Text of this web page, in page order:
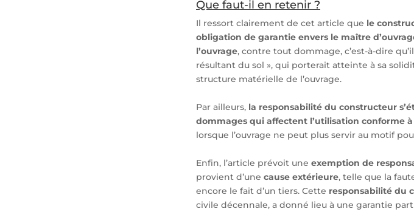
Que faut-il en retenir ?
Il ressort clairement de cet article que le
obligation de garantie envers le maître
l’ouvrage, contre tout dommage, c’est-à-dire
résultant du sol », qui porterait atteinte à sa
structure matérielle de l’ouvrage.
Par ailleurs, la responsabilité du constructeur
dommages qui affectent l’utilisation conforme
lorsque l’ouvrage ne peut plus servir au motif
Enfin, l’article prévoit une exemption de
provient d’une cause extérieure, telle que la
encore le fait d’un tiers. Cette responsabilité du
civile décennale, a donné lieu à une garantie